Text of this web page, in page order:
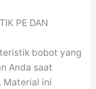
PE DAN
bobot yang
Anda saat
Material ini